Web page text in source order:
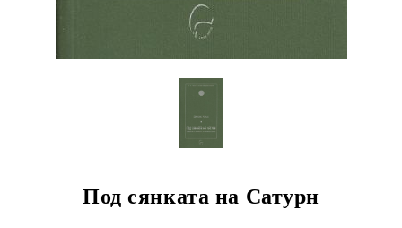
Под сянката на Сатурн